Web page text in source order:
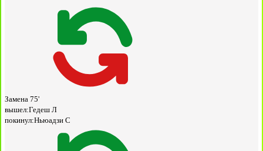
Замена 75'
вышел:Гедеш Л
покинул:Ньюадзи С